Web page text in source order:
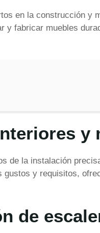
en la construcción y
y fabricar muebles
y
de la instalación
y requisitos,
de